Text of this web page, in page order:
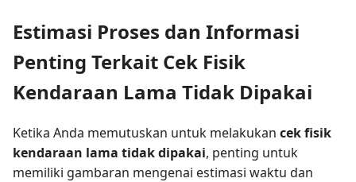
Estimasi Proses dan Informasi
Penting Terkait Cek Fisik
Kendaraan Lama Tidak Dipakai
Ketika Anda memutuskan untuk melakukan cek fisik
kendaraan lama tidak dipakai, penting untuk
memiliki gambaran mengenai estimasi waktu dan